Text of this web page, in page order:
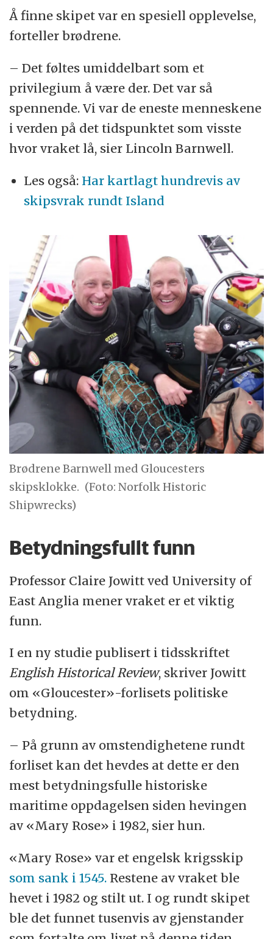
Å finne skipet var en spesiell opplevelse,
forteller brødrene.
– Det føltes umiddelbart som et
privilegium å være der. Det var så
spennende. Vi var de eneste menneskene
i verden på det tidspunktet som visste
hvor vraket lå, sier Lincoln Barnwell.
Les også: Har kartlagt hundrevis av
skipsvrak rundt Island
Brødrene Barnwell med Gloucesters
skipsklokke. (Foto: Norfolk Historic
Shipwrecks)
Betydningsfullt funn
Professor Claire Jowitt ved University of
East Anglia mener vraket er et viktig
funn.
I en ny studie publisert i tidsskriftet
English Historical Review, skriver Jowitt
om «Gloucester»-forlisets politiske
betydning.
– På grunn av omstendighetene rundt
forliset kan det hevdes at dette er den
mest betydningsfulle historiske
maritime oppdagelsen siden hevingen
av «Mary Rose» i 1982, sier hun.
«Mary Rose» var et engelsk krigsskip
som sank i 1545. Restene av vraket ble
hevet i 1982 og stilt ut. I og rundt skipet
ble det funnet tusenvis av gjenstander